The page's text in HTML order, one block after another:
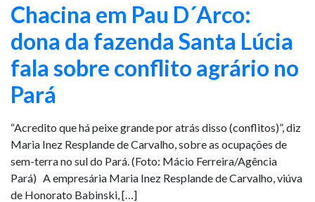
Chacina em Pau D´Arco:
dona da fazenda Santa Lúcia
fala sobre conflito agrário no
Pará
“Acredito que há peixe grande por atrás disso (conflitos)”, diz
Maria Inez Resplande de Carvalho, sobre as ocupações de
sem-terra no sul do Pará. (Foto: Mácio Ferreira/Agência
Pará) A empresária Maria Inez Resplande de Carvalho, viúva
de Honorato Babinski, […]